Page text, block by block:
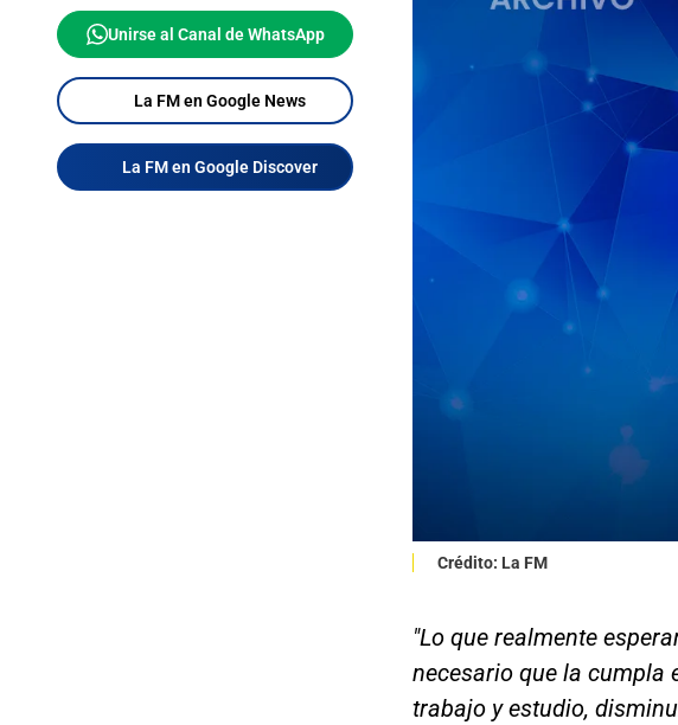
Unirse al Canal de WhatsApp
La FM en Google News
La FM en Google Discover
Crédito: La FM
"Lo que realmente
necesario que la cumpla
trabajo y estudio,